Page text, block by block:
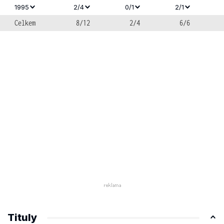
1995
2/4 0/1 2/1
Celkem 8/12 2/4 6/6
Tituly